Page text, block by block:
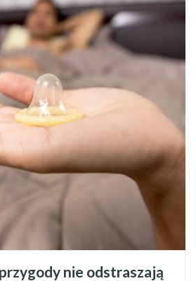
nie odstraszają